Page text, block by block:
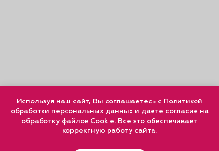
Используя наш сайт, Вы соглашаетесь с Политикой
обработки персональных данныхи даете согласие на
обработку файлов Cookie. Все это обеспечивает
корректную работу сайта.